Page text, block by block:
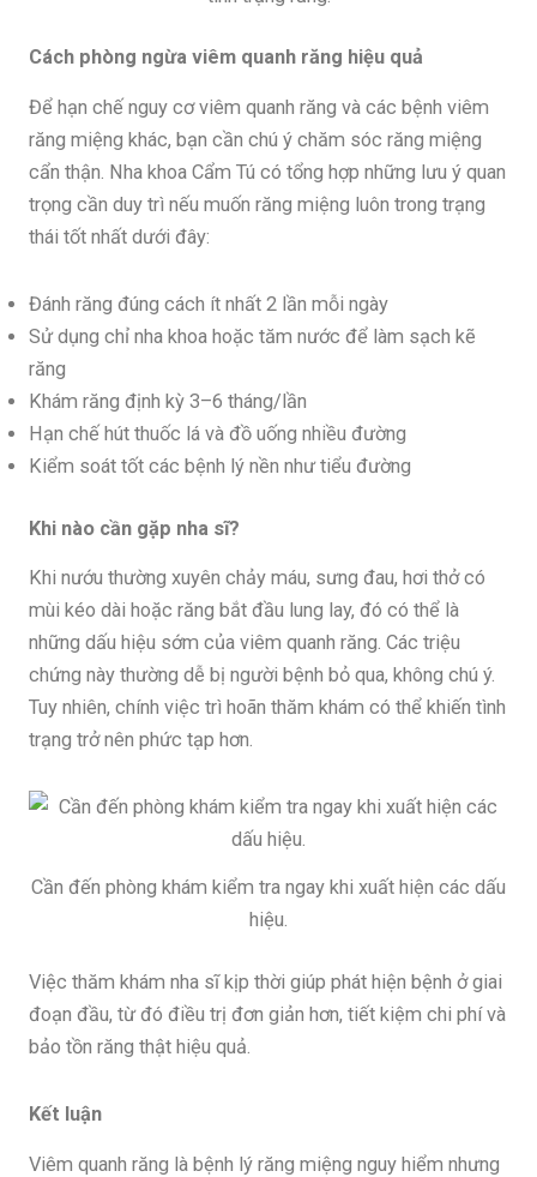
Cách phòng ngừa viêm quanh răng hiệu quả
Để hạn chế nguy cơ viêm quanh răng và các bệnh viêm
răng miệng khác, bạn cần chú ý chăm sóc răng miệng
cẩn thận. Nha khoa Cẩm Tú có tổng hợp những lưu ý quan
trọng cần duy trì nếu muốn răng miệng luôn trong trạng
thái tốt nhất dưới đây:
Đánh răng đúng cách ít nhất 2 lần mỗi ngày
Sử dụng chỉ nha khoa hoặc tăm nước để làm sạch kẽ
răng
Khám răng định kỳ 3–6 tháng/lần
Hạn chế hút thuốc lá và đồ uống nhiều đường
Kiểm soát tốt các bệnh lý nền như tiểu đường
Khi nào cần gặp nha sĩ?
Khi nướu thường xuyên chảy máu, sưng đau, hơi thở có
mùi kéo dài hoặc răng bắt đầu lung lay, đó có thể là
những dấu hiệu sớm của viêm quanh răng. Các triệu
chứng này thường dễ bị người bệnh bỏ qua, không chú ý.
Tuy nhiên, chính việc trì hoãn thăm khám có thể khiến tình
trạng trở nên phức tạp hơn.
Cần đến phòng khám kiểm tra ngay khi xuất hiện các dấu
hiệu.
Việc thăm khám nha sĩ kịp thời giúp phát hiện bệnh ở giai
đoạn đầu, từ đó điều trị đơn giản hơn, tiết kiệm chi phí và
bảo tồn răng thật hiệu quả.
Kết luận
Viêm quanh răng là bệnh lý răng miệng nguy hiểm nhưng